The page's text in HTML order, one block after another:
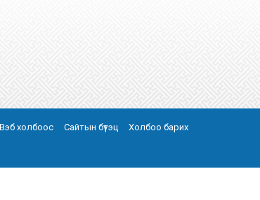
Вэб холбоос Сайтын бүтэц Холбоо барих